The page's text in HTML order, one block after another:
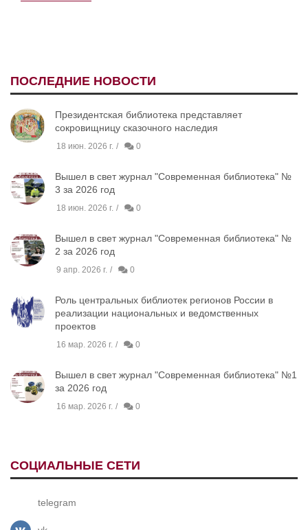
ПОСЛЕДНИЕ НОВОСТИ
Президентская библиотека представляет
сокровищницу сказочного наследия
18 июн. 2026 г. 0
Вышел в свет журнал "Современная библиотека" №
3 за 2026 год
18 июн. 2026 г. 0
Вышел в свет журнал "Современная библиотека" №
2 за 2026 год
9 апр. 2026 г. 0
Роль центральных библиотек регионов России в
реализации национальных и ведомственных
проектов
16 мар. 2026 г. 0
Вышел в свет журнал "Современная библиотека" №1
за 2026 год
16 мар. 2026 г. 0
СОЦИАЛЬНЫЕ СЕТИ
telegram